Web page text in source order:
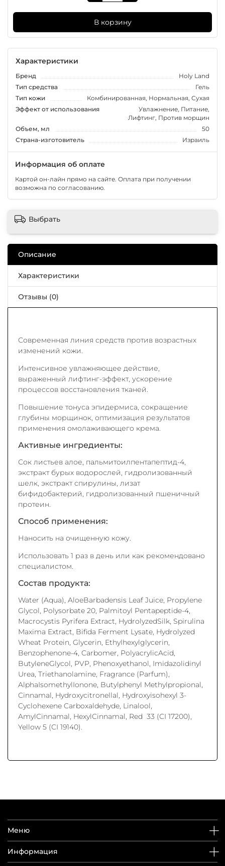
В корзину
Характеристики
Бренд
Holy Land
Тип средства
Гель
Тип кожи
Комбинированная, Нормальная, Сухая
Эффект от использования
Увлажнение, Питание,
Лифтинг, Против морщин
Объем, мл
50
Страна-изготовитель
Израиль
Информация об оплате
Картой он-лайн прямо на сайте. Оплата при получении
возможна по согласованию.
Выбрать
Описание
Характеристики
Отзывы (0)
Современная линия средств против возрастных
изменений кожи.
Интенсивное увлажняющее действие,
выраженный лифтинг-эффект, ускорение
процессов восстановления тканей.
Повышение тонуса эпидермиса, сокращение
глубины морщинок, оптимизация результатов
применения омолаживающего крема.
Активные ингредиенты:
Сок листьев алое, пальмитоилпентапептид-4,
экстракт бурых водорослей, гидролизованный
шелк, экстракт спирулины, лизат
бифидобактерий, гидролизованный пшеничный
протеин.
Способ применения:
Наносить на очищенную кожу.
Использовать 1 раз в день или как рекомендовано
специалистом.
Состав продукта:
Water (Aqua), AloeBarbadensis Leaf Juice, Propylene
Glycol, Polysorbate 20, Palmitoyl Pentapeptide-4,
Macrocystis Pyrifera Extract, HydrolyzedSilk, Spirulina
Maxima Extract, Bifida Ferment Lysate, Hydrolyzed
Wheat Protein, Glycerin, Ethylhexylglycerin,
Benzophenone-4, Carbomer, PolyacrylicAcid,
ButyleneGlycol, PVP, Phenoxyethanol, Imidazolidinyl
Urea, Triethanolamine, Fragrance (Parfum),
AlphaIsomethylIonone, Butylphenyl Methylpropional,
Cinnamal, Hydroxycitronellal, Hydroxyisohexyl 3-
Cyclohexene Carboxaldehyde, Linalool,
AmylCinnamal, HexylCinnamal, Red 33 (CI 17200),
Yellow 5 (CI 19140).
Меню
Информация